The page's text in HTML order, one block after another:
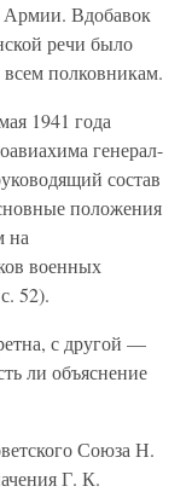
Армии. Вдобавок
речи было
полковникам.
1941 года
генерал-
состав
положения
на
военных
52).
с другой —
ли объяснение
Союза Н.
Г. К.